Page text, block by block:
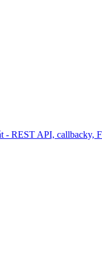
- REST API, callbacky,